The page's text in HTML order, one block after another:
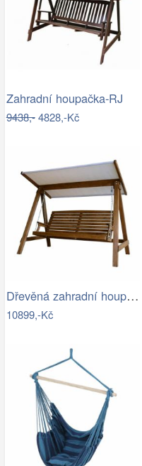
Zahradní houpačka-RJ
9438,-4828,-Kč
Dřevěná zahradní houpačka Lucas pro 4…
10899,-Kč